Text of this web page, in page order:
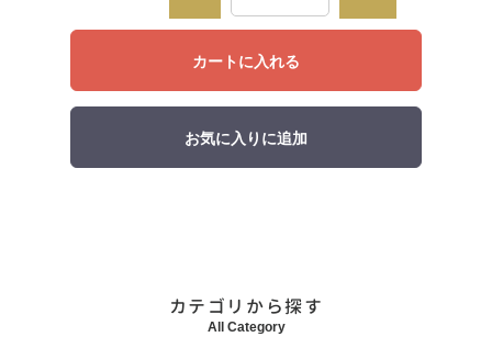
カートに入れる
お気に入りに追加
カテゴリから探す
All Category